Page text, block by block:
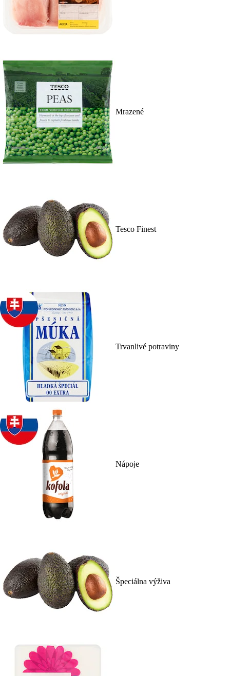
Mrazené
Tesco Finest
Trvanlivé potraviny
Nápoje
Špeciálna výživa